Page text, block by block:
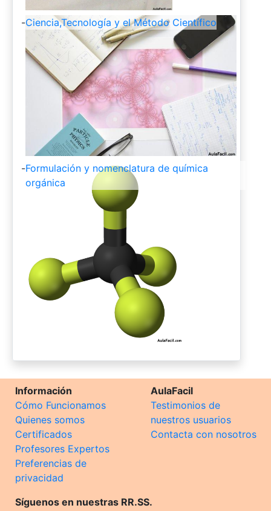
-Ciencia,Tecnología y el Método Científico
-Formulación y nomenclatura de química
orgánica
Información
Cómo Funcionamos
Quienes somos
Certificados
Profesores Expertos
Preferencias de
privacidad
AulaFacil
Testimonios de
nuestros usuarios
Contacta con nosotros
Síguenos en nuestras RR.SS.